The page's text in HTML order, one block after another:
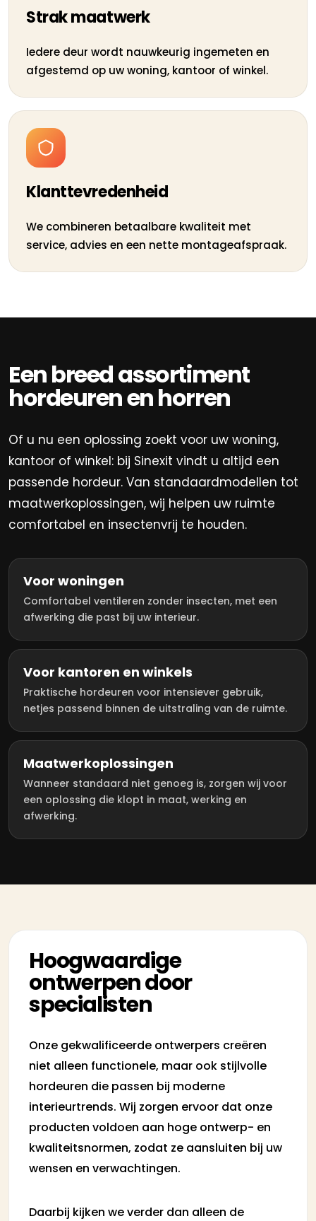
Strak maatwerk
Iedere deur wordt nauwkeurig ingemeten en
afgestemd op uw woning, kantoor of winkel.
Klanttevredenheid
We combineren betaalbare kwaliteit met
service, advies en een nette montageafspraak.
Een breed assortiment
hordeuren en horren
Of u nu een oplossing zoekt voor uw woning,
kantoor of winkel: bij Sinexit vindt u altijd een
passende hordeur. Van standaardmodellen tot
maatwerkoplossingen, wij helpen uw ruimte
comfortabel en insectenvrij te houden.
Voor woningen
Comfortabel ventileren zonder insecten, met een
afwerking die past bij uw interieur.
Voor kantoren en winkels
Praktische hordeuren voor intensiever gebruik,
netjes passend binnen de uitstraling van de ruimte.
Maatwerkoplossingen
Wanneer standaard niet genoeg is, zorgen wij voor
een oplossing die klopt in maat, werking en
afwerking.
Hoogwaardige
ontwerpen door
specialisten
Onze gekwalificeerde ontwerpers creëren
niet alleen functionele, maar ook stijlvolle
hordeuren die passen bij moderne
interieurtrends. Wij zorgen ervoor dat onze
producten voldoen aan hoge ontwerp- en
kwaliteitsnormen, zodat ze aansluiten bij uw
wensen en verwachtingen.
Daarbij kijken we verder dan alleen de